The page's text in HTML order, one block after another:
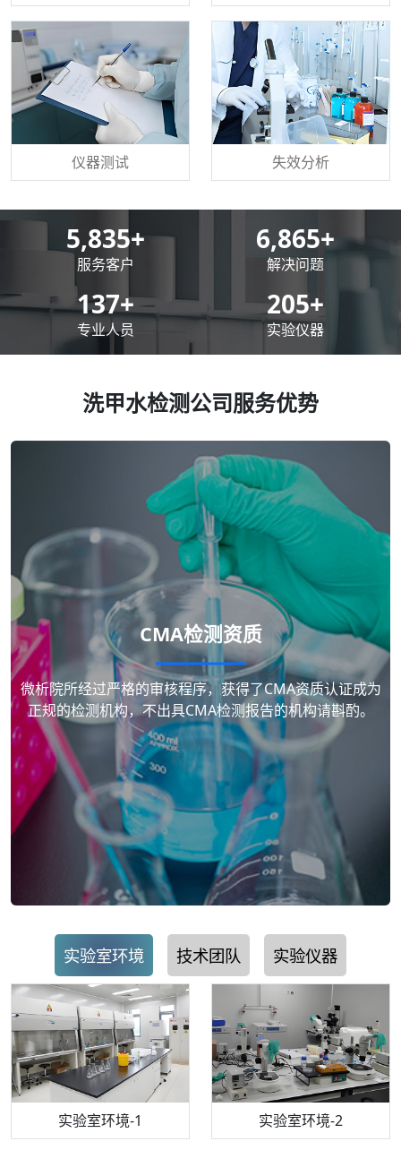
仪器测试 失效分析
8,500+
服务客户
10,000+
解决问题
200+
专业人员
300+
实验仪器
洗甲水检测公司服务优势
CMA检测资质
微析院所经过严格的审核程序，获得了CMA资质认证成为
正规的检测机构，不出具CMA检测报告的机构请斟酌。
实验室环境 技术团队 实验仪器
实验室环境-1 实验室环境-2
机构质检技术员-1 机构质检技术员-2
步入式恒温恒湿试验箱 电感耦合等离子体光谱仪